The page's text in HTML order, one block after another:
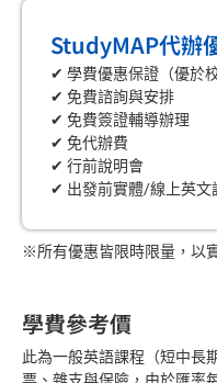
StudyMAP代辦
✔ 學費優惠保證（優於
✔ 免費諮詢與安排
✔ 免費簽證輔導辦理
✔ 免代辦費
✔ 行前說明會
✔ 出發前實體/線上英文
※所有優惠皆限時限量，以
學費參考價
此為一般英語課程（短中長